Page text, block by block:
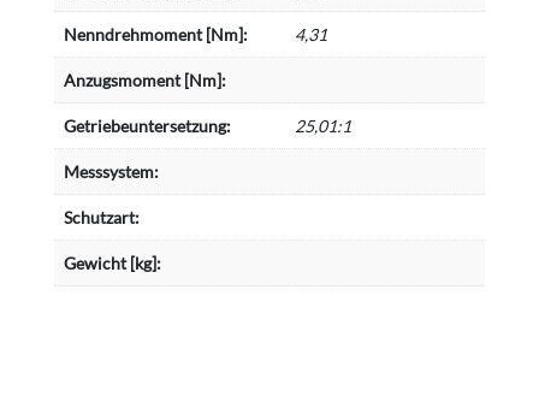
Nenndrehmoment [Nm]: 4,31
Anzugsmoment [Nm]:
Getriebeuntersetzung: 25,01:1
Messsystem:
Schutzart:
Gewicht [kg]: